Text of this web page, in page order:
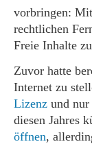
vorbringen:
rechtlichen
Freie Inhalte
Zuvor hatte
Internet zu
Lizenz und
diesen Jahres
öffnen,